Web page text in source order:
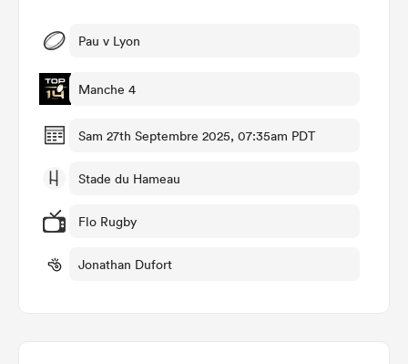
Pau v Lyon
Manche 4
Sam 27th Septembre 2025, 07:35am PDT
Stade du Hameau
Flo Rugby
Jonathan Dufort